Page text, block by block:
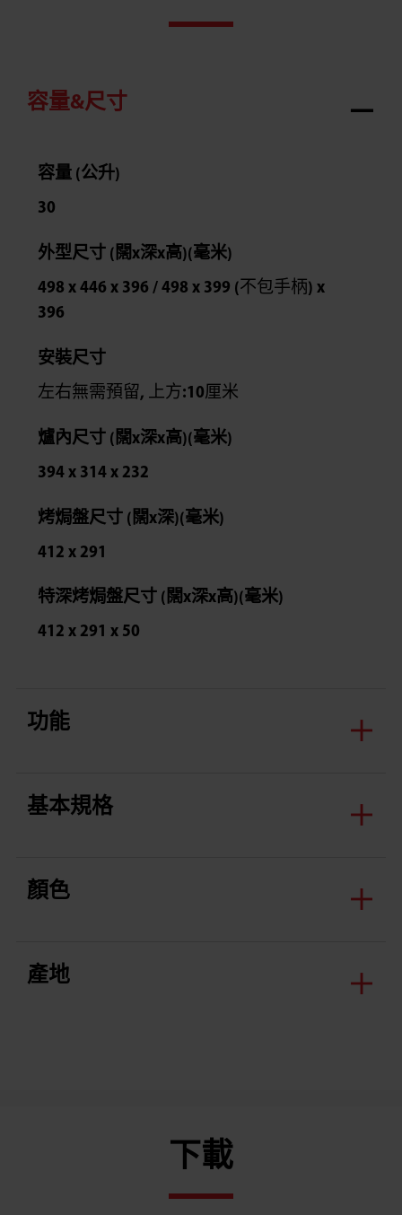
容量&尺寸
容量 (公升)
30
外型尺寸 (闊x深x高)(毫米)
498 x 446 x 396 / 498 x 399 (不包手柄) x
396
安裝尺寸
左右無需預留, 上方:10厘米
爐內尺寸 (闊x深x高)(毫米)
394 x 314 x 232
烤焗盤尺寸 (闊x深)(毫米)
412 x 291
特深烤焗盤尺寸 (闊x深x高)(毫米)
412 x 291 x 50
功能
基本規格
顏色
產地
下載